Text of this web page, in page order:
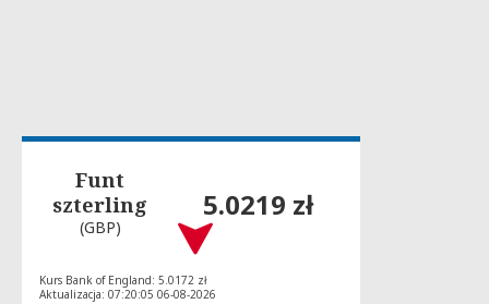
Funt
szterling
(GBP)
5.0219 zł
Kurs Bank of England: 5.0172 zł
Aktualizacja: 07:20:05 06-08-2026